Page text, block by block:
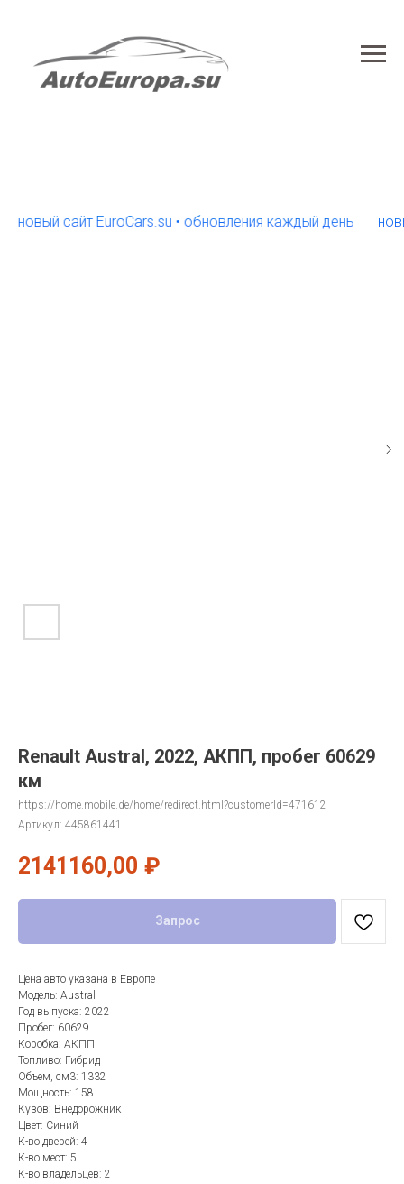
сайт EuroCars.su • обновления каждый день новый
Renault Austral, 2022, АКПП, пробег 60629
км
https://home.mobile.de/home/redirect.html?customerId=471612
Артикул: 445861441
2141160,00 ₽
Запрос
Цена авто указана в Европе
Модель: Austral
Год выпуска: 2022
Пробег: 60629
Коробка: АКПП
Топливо: Гибрид
Объем, см3: 1332
Мощность: 158
Кузов: Внедорожник
Цвет: Синий
К-во дверей: 4
К-во мест: 5
К-во владельцев: 2